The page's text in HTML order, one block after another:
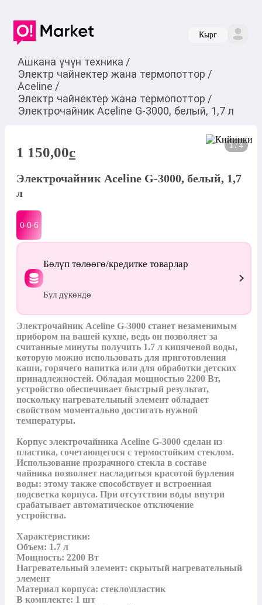
Кырг
Ашкана үчүн техника /
Электр чайнектер жана термопоттор /
Aceline /
Электр чайнектер жана термопоттор /
Электрочайник Aceline G-3000, белый, 1,7 л
1 / 4
1 150,00c
Электрочайник Aceline G-3000, белый, 1,7
л
0-0-6
Бөлүп төлөөгө/кредитке товарлар
Бул дүкөндө
Электрочайник Aceline G-3000 станет незаменимым
прибором на вашей кухне, ведь он позволяет за
считанные минуты получить 1.7 л кипяченой воды,
которую можно использовать для приготовления
каши, горячего напитка или для обработки детских
принадлежностей. Обладая мощностью 2200 Вт,
устройство обеспечивает быстрый результат,
поскольку нагревательный элемент обладает
свойством моментально достигать нужной
температуры.
Корпус электрочайника Aceline G-3000 сделан из
пластика, сочетающегося с термостойким стеклом.
Использование прозрачного стекла в составе
чайника позволяет насладиться красотой бурления
воды: этому также способствует и встроенная
подсветка корпуса. При отсутствии воды внутри
срабатывает автоматическое отключение
устройства.
Характеристики:
Объем: 1.7 л
Мощность: 2200 Вт
Нагревательный элемент: скрытый нагревательный
элемент
Материал корпуса: стекло\пластик
В комплекте: 1 шт